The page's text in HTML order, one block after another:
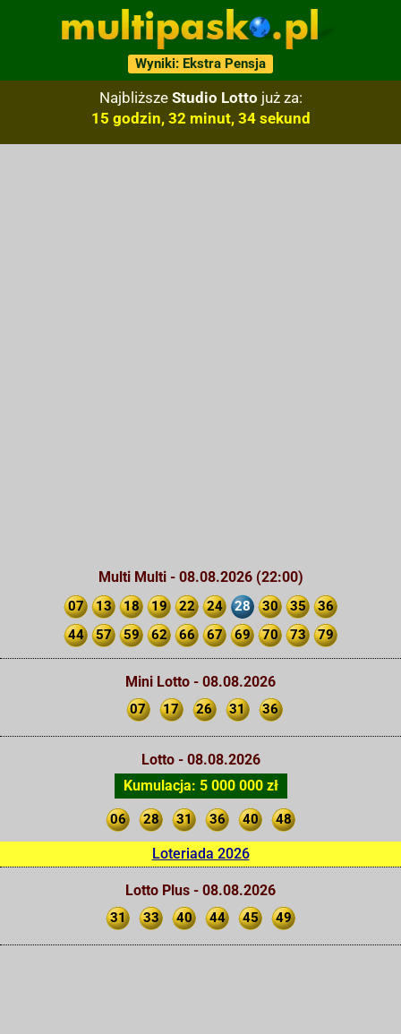
Wyniki: Ekstra Pensja
Najbliższe Studio Lotto już za:
15 godzin, 32 minut, 33 sekund
Multi Multi - 08.08.2026 (22:00)
07 13 18 19 22 24 28 30 35
36
44
57 59 62 66 67 69 70 73 79
Mini Lotto - 08.08.2026
07 17 26 31 36
Lotto - 08.08.2026
Kumulacja: 5 000 000 zł
06 28 31 36 40 48
Loteriada 2026
Lotto Plus - 08.08.2026
31 33 40 44 45 49